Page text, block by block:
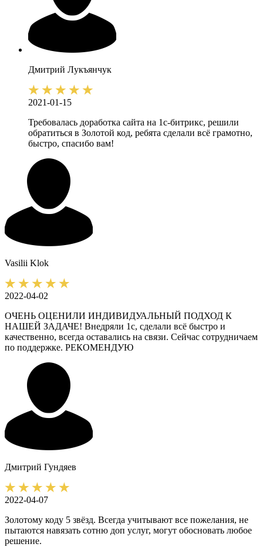
Дмитрий Лукъянчук
2021-01-15
Требовалась доработка сайта на 1с-битрикс, решили
обратиться в Золотой код, ребята сделали всё грамотно,
быстро, спасибо вам!
Vasilii Klok
2022-04-02
ОЧЕНЬ ОЦЕНИЛИ ИНДИВИДУАЛЬНЫЙ ПОДХОД К
НАШЕЙ ЗАДАЧЕ! Внедряли 1с, сделали всё быстро и
качественно, всегда оставались на связи. Сейчас сотрудничаем
по поддержке. РЕКОМЕНДУЮ
Дмитрий Гундяев
2022-04-07
Золотому коду 5 звёзд. Всегда учитывают все пожелания, не
пытаются навязать сотню доп услуг, могут обосновать любое
решение.